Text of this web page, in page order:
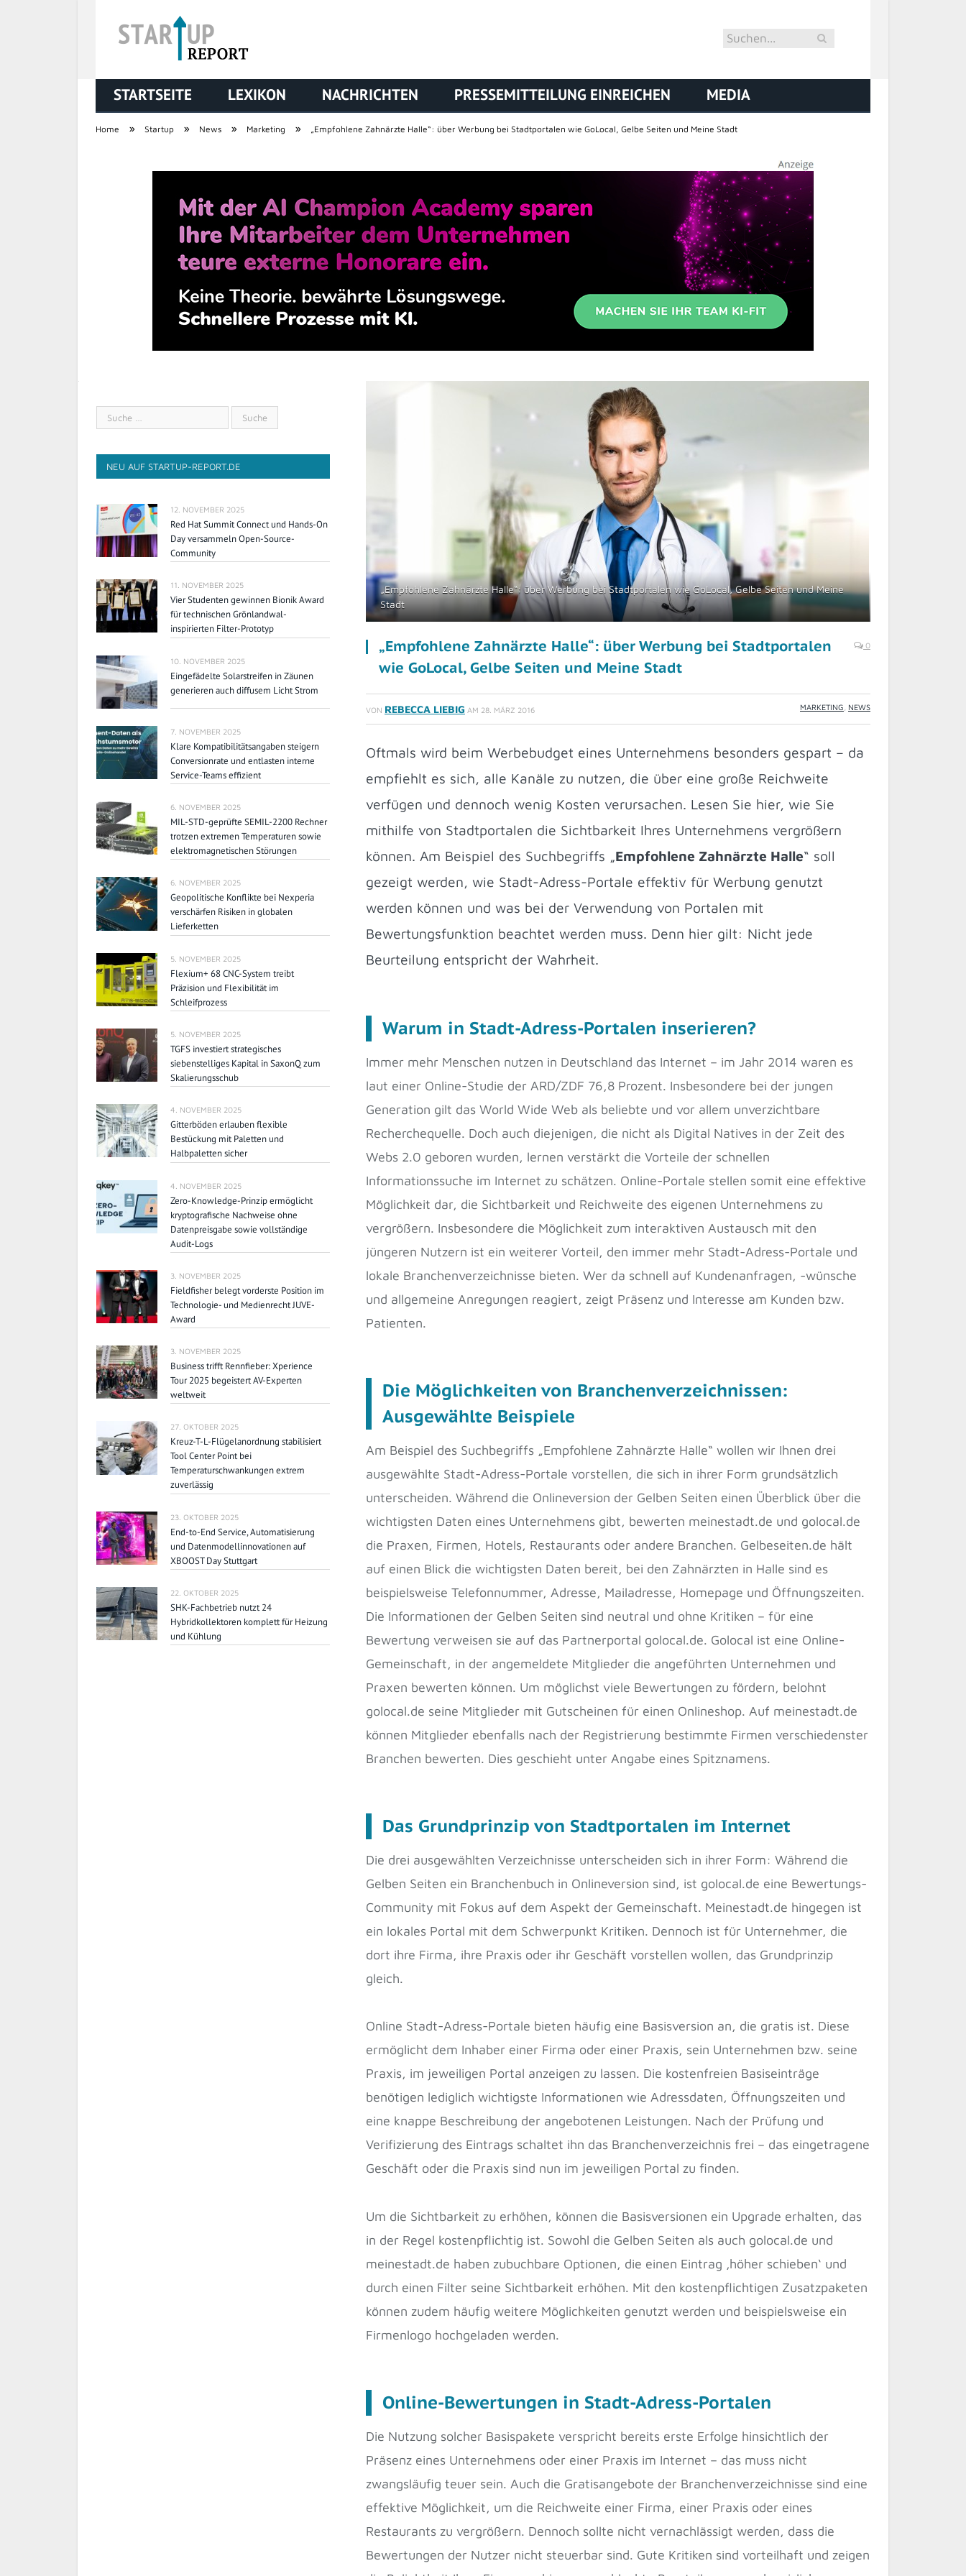
STARTUP REPORT
STARTSEITE LEXIKON NACHRICHTEN PRESSEMITTEILUNG EINREICHEN MEDIA
Home » Startup » News » Marketing » „Empfohlene Zahnärzte Halle“: über Werbung bei Stadtportalen wie GoLocal, Gelbe Seiten und Meine Stadt
„Empfohlene Zahnärzte Halle“: über Werbung bei Stadtportalen wie GoLocal, Gelbe Seiten und Meine
Stadt
„Empfohlene Zahnärzte Halle“: über Werbung bei Stadtportalen
wie GoLocal, Gelbe Seiten und Meine Stadt
0
VON REBECCA LIEBIG AM 28. MÄRZ 2016 MARKETING NEWS
Oftmals wird beim Werbebudget eines Unternehmens besonders gespart – da
empfiehlt es sich, alle Kanäle zu nutzen, die über eine große Reichweite
verfügen und dennoch wenig Kosten verursachen. Lesen Sie hier, wie Sie
mithilfe von Stadtportalen die Sichtbarkeit Ihres Unternehmens vergrößern
können. Am Beispiel des Suchbegriffs „Empfohlene Zahnärzte Halle“ soll
gezeigt werden, wie Stadt-Adress-Portale effektiv für Werbung genutzt
werden können und was bei der Verwendung von Portalen mit
Bewertungsfunktion beachtet werden muss. Denn hier gilt: Nicht jede
Beurteilung entspricht der Wahrheit.
Warum in Stadt-Adress-Portalen inserieren?
Immer mehr Menschen nutzen in Deutschland das Internet – im Jahr 2014 waren es
laut einer Online-Studie der ARD/ZDF 76,8 Prozent. Insbesondere bei der jungen
Generation gilt das World Wide Web als beliebte und vor allem unverzichtbare
Recherchequelle. Doch auch diejenigen, die nicht als Digital Natives in der Zeit des
Webs 2.0 geboren wurden, lernen verstärkt die Vorteile der schnellen
Informationssuche im Internet zu schätzen. Online-Portale stellen somit eine effektive
Möglichkeit dar, die Sichtbarkeit und Reichweite des eigenen Unternehmens zu
vergrößern. Insbesondere die Möglichkeit zum interaktiven Austausch mit den
jüngeren Nutzern ist ein weiterer Vorteil, den immer mehr Stadt-Adress-Portale und
lokale Branchenverzeichnisse bieten. Wer da schnell auf Kundenanfragen, -wünsche
und allgemeine Anregungen reagiert, zeigt Präsenz und Interesse am Kunden bzw.
Patienten.
Die Möglichkeiten von Branchenverzeichnissen:
Ausgewählte Beispiele
Am Beispiel des Suchbegriffs „Empfohlene Zahnärzte Halle“ wollen wir Ihnen drei
ausgewählte Stadt-Adress-Portale vorstellen, die sich in ihrer Form grundsätzlich
unterscheiden. Während die Onlineversion der Gelben Seiten einen Überblick über die
wichtigsten Daten eines Unternehmens gibt, bewerten meinestadt.de und golocal.de
die Praxen, Firmen, Hotels, Restaurants oder andere Branchen. Gelbeseiten.de hält
auf einen Blick die wichtigsten Daten bereit, bei den Zahnärzten in Halle sind es
beispielsweise Telefonnummer, Adresse, Mailadresse, Homepage und Öffnungszeiten.
Die Informationen der Gelben Seiten sind neutral und ohne Kritiken – für eine
Bewertung verweisen sie auf das Partnerportal golocal.de. Golocal ist eine Online-
Gemeinschaft, in der angemeldete Mitglieder die angeführten Unternehmen und
Praxen bewerten können. Um möglichst viele Bewertungen zu fördern, belohnt
golocal.de seine Mitglieder mit Gutscheinen für einen Onlineshop. Auf meinestadt.de
können Mitglieder ebenfalls nach der Registrierung bestimmte Firmen verschiedenster
Branchen bewerten. Dies geschieht unter Angabe eines Spitznamens.
Das Grundprinzip von Stadtportalen im Internet
Die drei ausgewählten Verzeichnisse unterscheiden sich in ihrer Form: Während die
Gelben Seiten ein Branchenbuch in Onlineversion sind, ist golocal.de eine Bewertungs-
Community mit Fokus auf dem Aspekt der Gemeinschaft. Meinestadt.de hingegen ist
ein lokales Portal mit dem Schwerpunkt Kritiken. Dennoch ist für Unternehmer, die
dort ihre Firma, ihre Praxis oder ihr Geschäft vorstellen wollen, das Grundprinzip
gleich.
Online Stadt-Adress-Portale bieten häufig eine Basisversion an, die gratis ist. Diese
ermöglicht dem Inhaber einer Firma oder einer Praxis, sein Unternehmen bzw. seine
Praxis, im jeweiligen Portal anzeigen zu lassen. Die kostenfreien Basiseinträge
benötigen lediglich wichtigste Informationen wie Adressdaten, Öffnungszeiten und
eine knappe Beschreibung der angebotenen Leistungen. Nach der Prüfung und
Verifizierung des Eintrags schaltet ihn das Branchenverzeichnis frei – das eingetragene
Geschäft oder die Praxis sind nun im jeweiligen Portal zu finden.
Um die Sichtbarkeit zu erhöhen, können die Basisversionen ein Upgrade erhalten, das
in der Regel kostenpflichtig ist. Sowohl die Gelben Seiten als auch golocal.de und
meinestadt.de haben zubuchbare Optionen, die einen Eintrag ‚höher schieben‘ und
durch einen Filter seine Sichtbarkeit erhöhen. Mit den kostenpflichtigen Zusatzpaketen
können zudem häufig weitere Möglichkeiten genutzt werden und beispielsweise ein
Firmenlogo hochgeladen werden.
Online-Bewertungen in Stadt-Adress-Portalen
Die Nutzung solcher Basispakete verspricht bereits erste Erfolge hinsichtlich der
Präsenz eines Unternehmens oder einer Praxis im Internet – das muss nicht
zwangsläufig teuer sein. Auch die Gratisangebote der Branchenverzeichnisse sind eine
effektive Möglichkeit, um die Reichweite einer Firma, einer Praxis oder eines
Restaurants zu vergrößern. Dennoch sollte nicht vernachlässigt werden, dass die
Bewertungen der Nutzer nicht steuerbar sind. Gute Kritiken sind vorteilhaft und zeigen
NEU AUF STARTUP-REPORT.DE
12. NOVEMBER 2025
Red Hat Summit Connect und Hands-On
Day versammeln Open-Source-
Community
11. NOVEMBER 2025
Vier Studenten gewinnen Bionik Award
für technischen Grönlandwal-
inspirierten Filter-Prototyp
10. NOVEMBER 2025
Eingefädelte Solarstreifen in Zäunen
generieren auch diffusem Licht Strom
7. NOVEMBER 2025
Klare Kompatibilitätsangaben steigern
Conversionrate und entlasten interne
Service-Teams effizient
6. NOVEMBER 2025
MIL-STD-geprüfte SEMIL-2200 Rechner
trotzen extremen Temperaturen sowie
elektromagnetischen Störungen
6. NOVEMBER 2025
Geopolitische Konflikte bei Nexperia
verschärfen Risiken in globalen
Lieferketten
5. NOVEMBER 2025
Flexium+ 68 CNC-System treibt
Präzision und Flexibilität im
Schleifprozess
5. NOVEMBER 2025
TGFS investiert strategisches
siebenstelliges Kapital in SaxonQ zum
Skalierungsschub
4. NOVEMBER 2025
Gitterböden erlauben flexible
Bestückung mit Paletten und
Halbpaletten sicher
4. NOVEMBER 2025
Zero-Knowledge-Prinzip ermöglicht
kryptografische Nachweise ohne
Datenpreisgabe sowie vollständige
Audit-Logs
3. NOVEMBER 2025
Fieldfisher belegt vorderste Position im
Technologie- und Medienrecht JUVE-
Award
3. NOVEMBER 2025
Business trifft Rennfieber: Xperience
Tour 2025 begeistert AV-Experten
weltweit
27. OKTOBER 2025
Kreuz-T-L-Flügelanordnung stabilisiert
Tool Center Point bei
Temperaturschwankungen extrem
zuverlässig
23. OKTOBER 2025
End-to-End Service, Automatisierung
und Datenmodellinnovationen auf
XBOOST Day Stuttgart
22. OKTOBER 2025
SHK-Fachbetrieb nutzt 24
Hybridkollektoren komplett für Heizung
und Kühlung